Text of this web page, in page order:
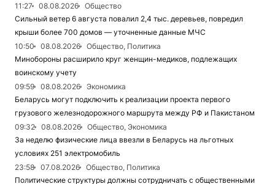
11:27
08.08.2026
Общество
Сильный ветер 6 августа повалил 2,4 тыс. деревьев, повредил
крыши более 700 домов — уточненные данные МЧС
10:50
08.08.2026
Общество, Политика
Минобороны расширило круг женщин-медиков, подлежащих
воинскому учету
09:59
08.08.2026
Экономика
Беларусь могут подключить к реализации проекта первого
грузового железнодорожного маршрута между РФ и Пакистаном
09:32
08.08.2026
Общество, Экономика
За неделю физические лица ввезли в Беларусь на льготных
условиях 251 электромобиль
23:58
07.08.2026
Общество, Политика
Политические структуры должны сотрудничать с общественными